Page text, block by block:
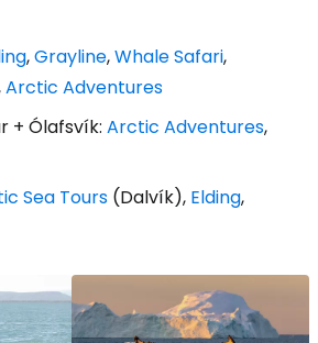
,Grayline,Whale Safari,
Arctic Adventures
+ Ólafsvík: Arctic Adventures,
Sea Tours (Dalvík), Elding,